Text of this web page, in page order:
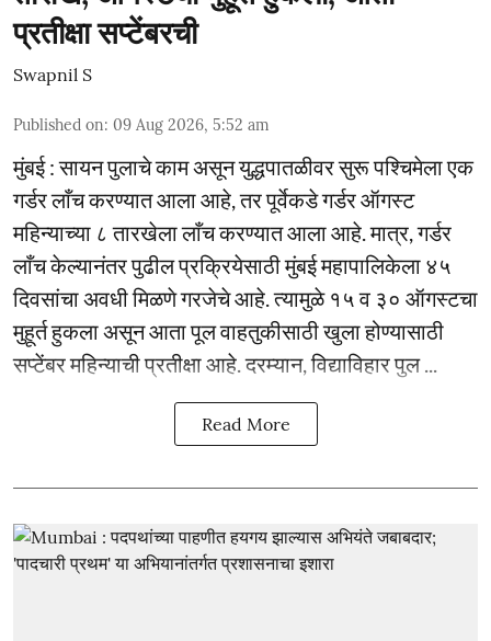
प्रतीक्षा सप्टेंबरची
Swapnil S
Published on: 09 Aug 2026, 5:52 am
मुंबई : सायन पुलाचे काम असून युद्धपातळीवर सुरू पश्चिमेला एक
गर्डर लाँच करण्यात आला आहे, तर पूर्वेकडे गर्डर ऑगस्ट
महिन्याच्या ८ तारखेला लाँच करण्यात आला आहे. मात्र, गर्डर
लाँच केल्यानंतर पुढील प्रक्रियेसाठी मुंबई महापालिकेला ४५
दिवसांचा अवधी मिळणे गरजेचे आहे. त्यामुळे १५ व ३० ऑगस्टचा
मुहूर्त हुकला असून आता पूल वाहतुकीसाठी खुला होण्यासाठी
सप्टेंबर महिन्याची प्रतीक्षा आहे. दरम्यान, विद्याविहार पुल ...
Read More